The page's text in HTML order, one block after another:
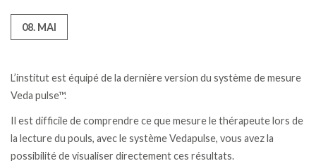
08. MAI
L’institut est équipé de la dernière version du système de mesure
Veda pulse™.
Il est difficile de comprendre ce que mesure le thérapeute lors de
la lecture du pouls, avec le système Vedapulse, vous avez la
possibilité de visualiser directement ces résultats.